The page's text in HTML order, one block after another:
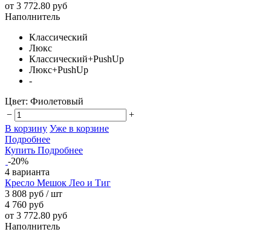
от 3 772.80 руб
Наполнитель
Классический
Люкс
Классический+PushUp
Люкс+PushUp
-
Цвет: Фиолетовый
−
+
В корзину Уже в корзине
Подробнее
Купить Подробнее
-20%
4 варианта
Кресло Мешок Лео и Тиг
3 808 руб / шт
4 760 руб
от 3 772.80 руб
Наполнитель